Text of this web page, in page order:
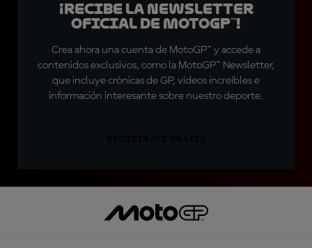
¡Recibe la Newsletter
oficial de MotoGP™!
Crea ahora una cuenta de MotoGP™ y accede a
contenidos exclusivos, como la MotoGP™ Newsletter,
que incluye crónicas de GP, vídeos increíbles e
información interesante sobre nuestro deporte.